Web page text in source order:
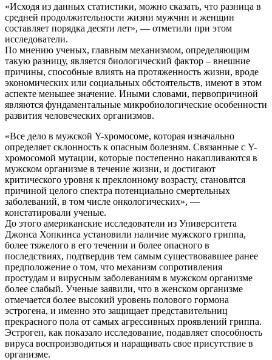
«Исходя из данных статистики, можно сказать, что разница в
средней продолжительности жизни мужчин и женщин
составляет порядка десяти лет», — отметили при этом
исследователи.
По мнению ученых, главным механизмом, определяющим
такую разницу, является биологический фактор – внешние
причины, способные влиять на протяженность жизни, вроде
экономических или социальных обстоятельств, имеют в этом
аспекте меньшее значение. Иными словами, первопричиной
являются фундаментальные микробиологические особенности
развития человеческих организмов.
«Все дело в мужской Y-хромосоме, которая изначально
определяет склонность к опасным болезням. Связанные с Y-
хромосомой мутации, которые постепенно накапливаются в
мужском организме в течение жизни, и достигают
критического уровня к преклонному возрасту, становятся
причиной целого спектра потенциально смертельных
заболеваний, в том числе онкологических», —
констатировали ученые.
До этого американские исследователи из Университета
Джонса Хопкинса установили наличие мужского гриппа,
более тяжелого в его течении и более опасного в
последствиях, подтвердив тем самым существовавшее ранее
предположение о том, что механизм сопротивления
простудам и вирусным заболеваниям в мужском организме
более слабый. Ученые заявили, что в женском организме
отмечается более высокий уровень полового гормона
эстрогена, и именно это защищает представительниц
прекрасного пола от самых агрессивных проявлений гриппа.
Эстроген, как показало исследование, подавляет способность
вируса воспроизводиться и наращивать свое присутствие в
организме.